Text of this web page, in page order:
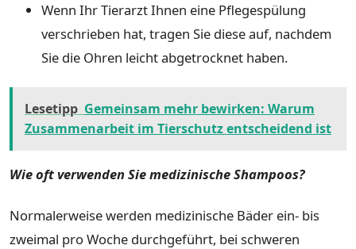
Wenn Ihr Tierarzt Ihnen eine Pflegespülung
verschrieben hat, tragen Sie diese auf, nachdem
Sie die Ohren leicht abgetrocknet haben.
Lesetipp Gemeinsam mehr bewirken: Warum
Zusammenarbeit im Tierschutz entscheidend ist
Wie oft verwenden Sie medizinische Shampoos?
Normalerweise werden medizinische Bäder ein- bis
zweimal pro Woche durchgeführt, bei schweren